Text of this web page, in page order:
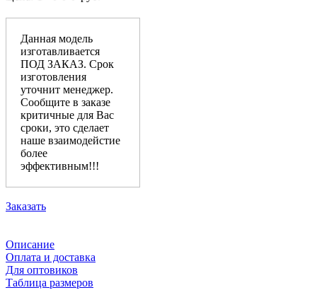
Данная модель
изготавливается
ПОД ЗАКАЗ. Срок
изготовления
уточнит менеджер.
Сообщите в заказе
критичные для Вас
сроки, это сделает
наше взаимодейстие
более
эффективным!!!
Заказать
Описание
Оплата и доставка
Для оптовиков
Таблица размеров